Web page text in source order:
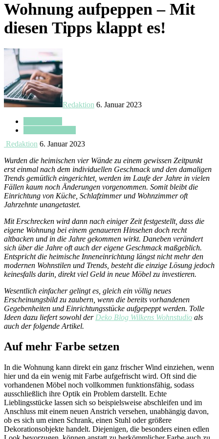
Wohnung aufpeppen – Mit
diesen Tipps klappt es!
Redaktion 6. Januar 2023
Redaktion 6. Januar 2023
Wurden die heimischen vier Wände zu einem gewissen Zeitpunkt
erst einmal nach dem individuellen Geschmack und den damaligen
Trends gemütlich eingerichtet, werden im Laufe der Jahre in vielen
Fällen kaum noch Änderungen vorgenommen. Somit bleibt die
Einrichtung von Küche, Schlafzimmer und Wohnzimmer oft
Jahrzehnte unangetastet.
Mit Erschrecken wird dann nach einiger Zeit festgestellt, dass die
eigene Wohnung bei einem genaueren Hinsehen doch recht
altbacken und in die Jahre gekommen wirkt. Daneben verändert
sich über die Jahre oft auch der eigene Geschmack maßgeblich.
Entspricht die heimische Inneneinrichtung längst nicht mehr den
modernen Wohnstilen und Trends, besteht die einzige Lösung jedoch
keinesfalls darin, direkt viel Geld in neue Möbel zu investieren.
Wesentlich einfacher gelingt es, gleich ein völlig neues
Erscheinungsbild zu zaubern, wenn die bereits vorhandenen
Gegebenheiten und Einrichtungsstücke aufgepeppt werden. Tolle
Ideen dazu liefert sowohl der Deko Blog Wilkens Wohnstudio als
auch der folgende Artikel.
Auf mehr Farbe setzen
In die Wohnung kann direkt ein ganz frischer Wind einziehen, wenn
hier und da ein wenig mit Farbe aufgefrischt wird. Oft sind die
vorhandenen Möbel noch vollkommen funktionsfähig, sodass
ausschließlich ihre Optik ein Problem darstellt. Echte
Lieblingsstücke lassen sich so beispielsweise abschleifen und im
Anschluss mit einem neuen Anstrich versehen, unabhängig davon,
ob es sich um einen Schrank, einen Stuhl oder größere
Dekorationsobjekte handelt. Diejenigen, die besonders einen edlen